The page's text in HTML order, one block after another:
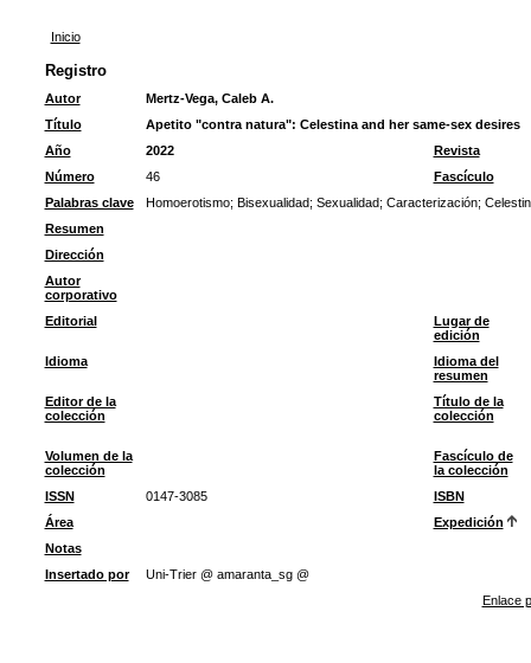
Inicio
Registro
Autor
Mertz-Vega, Caleb A.
Título
Apetito "contra natura": Celestina and her same-sex desires
Año
2022
Revista
Número
46
Fascículo
Palabras clave
Homoerotismo; Bisexualidad; Sexualidad; Caracterización;
Resumen
Dirección
Autor
corporativo
Editorial
Lugar de
edición
Idioma
Idioma del
resumen
Editor de la
colección
Título de la
colección
Volumen de la
colección
Fascículo de
la colección
ISSN
0147-3085
ISBN
Área
Expedición
Notas
Insertado por
Uni-Trier @ amaranta_sg @
Enlace